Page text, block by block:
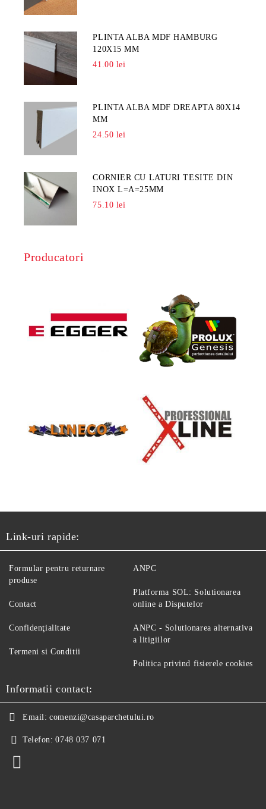
PLINTA ALBA MDF HAMBURG
120X15 MM
41.00 lei
PLINTA ALBA MDF DREAPTA 80X14
MM
24.50 lei
CORNIER CU LATURI TESITE DIN
INOX L=A=25MM
75.10 lei
Producatori
Link-uri rapide:
Formular pentru returnare
produse
Contact
Confidenţialitate
Termeni si Conditii
ANPC
Platforma SOL: Solutionarea
online a Disputelor
ANPC - Solutionarea alternativa
a litigiilor
Politica privind fisierele cookies
Informatii contact:
Email: comenzi@casaparchetului.ro
Telefon: 0748 037 071